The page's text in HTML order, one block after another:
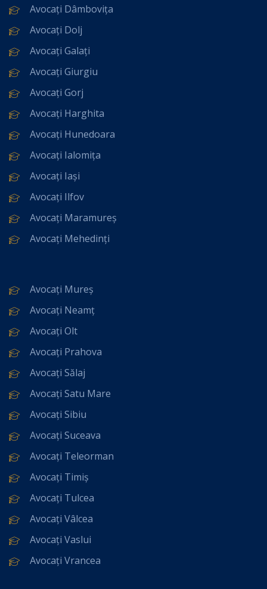
Avocați Dâmbovița
Avocați Dolj
Avocați Galați
Avocați Giurgiu
Avocați Gorj
Avocați Harghita
Avocați Hunedoara
Avocați Ialomița
Avocați Iași
Avocați Ilfov
Avocați Maramureș
Avocați Mehedinți
Avocați Mureș
Avocați Neamț
Avocați Olt
Avocați Prahova
Avocați Sălaj
Avocați Satu Mare
Avocați Sibiu
Avocați Suceava
Avocați Teleorman
Avocați Timiș
Avocați Tulcea
Avocați Vâlcea
Avocați Vaslui
Avocați Vrancea